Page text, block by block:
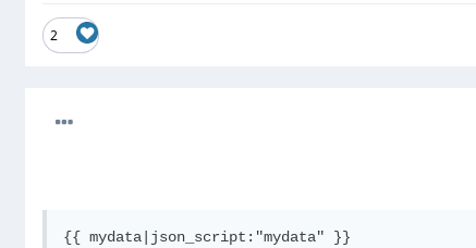
2
{{ mydata|json_script:"mydata" }}